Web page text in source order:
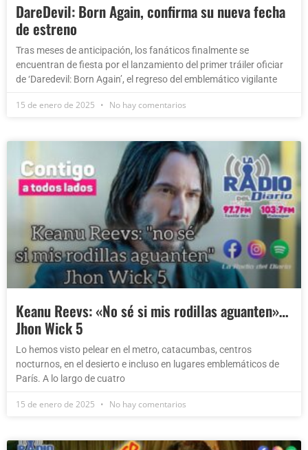
DareDevil: Born Again, confirma su nueva fecha
de estreno
Tras meses de anticipación, los fanáticos finalmente se
encuentran de fiesta por el lanzamiento del primer tráiler oficiar
de ‘Daredevil: Born Again’, el regreso del emblemático vigilante
15 de enero de 2025 No hay comentarios
Keanu Reevs: «No sé si mis rodillas aguanten»…
Jhon Wick 5
Lo hemos visto pelear en el metro, catacumbas, centros
nocturnos, en el desierto e incluso en lugares emblemáticos de
París. A lo largo de cuatro
15 de enero de 2025 No hay comentarios